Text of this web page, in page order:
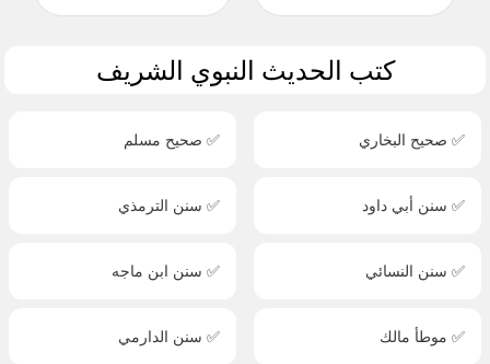
كتب الحديث النبوي الشريف
✅ صحيح البخاري ✅ صحيح مسلم
✅ سنن أبي داود ✅ سنن الترمذي
✅ سنن النسائي ✅ سنن ابن ماجه
✅ موطأ مالك ✅ سنن الدارمي